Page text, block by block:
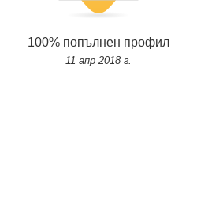
100% попълнен профил
11 апр 2018 г.